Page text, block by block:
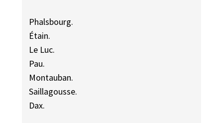
Phalsbourg.
Étain.
Le Luc.
Pau.
Montauban.
Saillagousse.
Dax.